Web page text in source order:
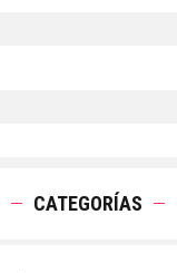
CATEGORÍAS